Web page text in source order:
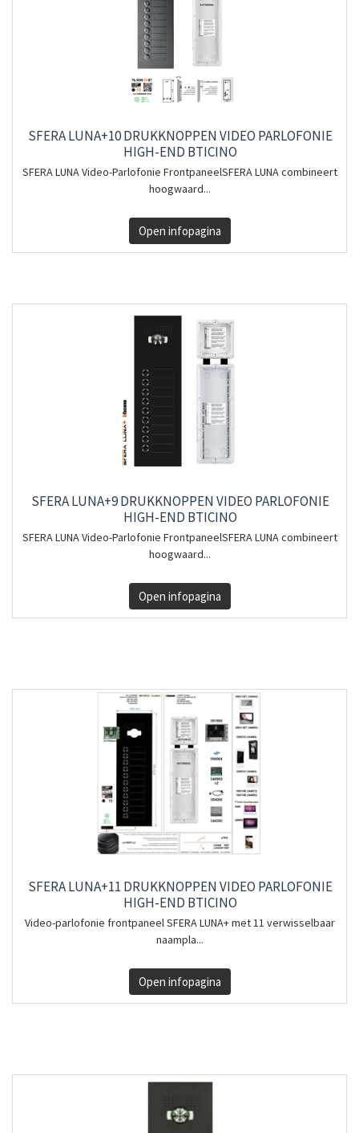
SFERA LUNA+10 DRUKKNOPPEN VIDEO PARLOFONIE
HIGH-END BTICINO
SFERA LUNA Video-Parlofonie FrontpaneelSFERA LUNA combineert
hoogwaard...
Open infopagina
SFERA LUNA+9 DRUKKNOPPEN VIDEO PARLOFONIE
HIGH-END BTICINO
SFERA LUNA Video-Parlofonie FrontpaneelSFERA LUNA combineert
hoogwaard...
Open infopagina
SFERA LUNA+11 DRUKKNOPPEN VIDEO PARLOFONIE
HIGH-END BTICINO
Video-parlofonie frontpaneel SFERA LUNA+ met 11 verwisselbaar
naampla...
Open infopagina